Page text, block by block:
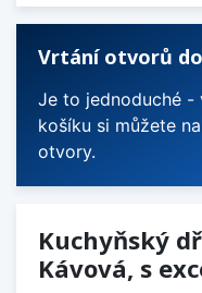
Vrtání otvorů
Je to jednoduché
košíku si můžete
otvory.
Kuchyňský
Kávová, s